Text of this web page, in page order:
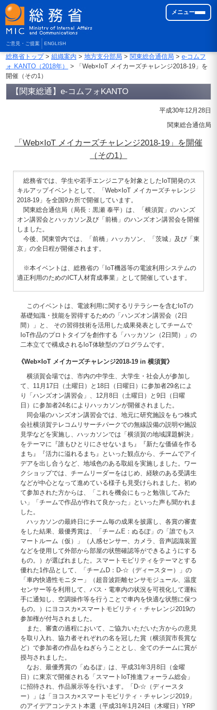
ご意見・ご提案 ENGLISH
メニュー
総務省トップ> 組織案内 > 地方支分部局 > 関東総合通信局 > e-コムフ
ォ KANTO（2018年）
> 「Web×IoT メイカーズチャレンジ2018-19」を
開催（その1）
【関東総通】e-コムフォKANTO
平成30年12月28日
関東総合通信局
「Web×IoT メイカーズチャレンジ2018-19」を開催
（その1）
総務省では、学生や若手エンジニアを対象としたIoT開発のス
キルアップイベントとして、「Web×IoT メイカーズチャレンジ
2018-19」を全国9カ所で開催しています。
関東総合通信局（局長：黒瀬 泰平）は、「横須賀」のハンズ
オン講習会とハッカソン及び「前橋」のハンズオン講習会を開催
しました。
今後、関東管内では、「前橋」ハッカソン、「茨城」及び「東
京」の全日程が開催されます。
※本イベントは、総務省の「IoT機器等の電波利用システムの
適正利用のためのICT人材育成事業」として開催しています。
このイベントは、電波利用に関するリテラシーを含むIoTの
基礎知識・技能を習得するための「ハンズオン講習会（2日
間）」と、 その習得技術を活用した成果発表としてチームで
IoT作品のプロトタイプを創作する「ハッカソン（2日間）」の
二本立てで構成されるIoT体験型のプログラムです。
《Web×IoT メイカーズチャレンジ2018-19 in 横須賀》
横須賀会場では、市内の中学生、大学生・社会人が参加し
て、11月17日（土曜日）と18日（日曜日）に参加者29名によ
り「ハンズオン講習会」、12月8日（土曜日）と9日（日曜
日）に参加者24名によりハッカソンが開催されました。
同会場のハンズオン講習会では、地元に研究施設をもつ株式
会社横須賀テレコムリサーチパークでの無線設備の説明や施設
見学などを実施し、ハッカソンでは「横須賀の地域課題解決」
をテーマに『誰もひとりにさせないまち』『新たな価値を作る
まち』『活力に溢れるまち』といった観点から、チームでアイ
デアを出し合うなど、地域色のある取組を実施しました。ワー
クショップでは、チームリーダーをはじめ、経験のある受講生
などが中心となって進めている様子も見受けられました。初め
て参加された方からは、「これを機会にもっと勉強してみた
い」「チームで作品が作れて良かった」といった声も聞かれま
した。
ハッカソンの最終日にチーム毎の成果を披露し、各賞の審査
をした結果、最優秀賞は、「チームE：ぬるぽ」の「誰でもス
マートルーム（仮）」（人感センサー、カメラ、音声認識装置
などを使用して外部から部屋の状態確認等ができるようにする
もの。）が選ばれました。スマートモビリティをテーマとする
優れた1作品として、「チームD：D-☆（ディースター）」の
「車内快適性モニター」（超音波距離センサモジュール、温度
センサー等を利用して、バス・電車内の状況を可視化して運転
手に通知し、空調操作等を行うことで車内を快適な状態に保つ
もの。）にヨコスカ×スマートモビリティ・チャレンジ2019の
参加権が付与されました。
また、審査の過程において、ご協力いただいた方からの意見
を取り入れ、協力者それぞれの名を冠した賞（横須賀市長賞な
ど）で参加者の作品をねぎらうこととし、全てのチームに賞が
授与されました。
なお、最優秀賞の「ぬるぽ」は、平成31年3月8日（金曜
日）に東京で開催される「スマートIoT推進フォーラム総会」
に招待され、作品展示等を行います。「D-☆（ディースタ
ー）」は「ヨコスカ×スマートモビリティ・チャレンジ2019」
のアイデアコンテスト本選（平成31年1月24日（木曜日）YRP